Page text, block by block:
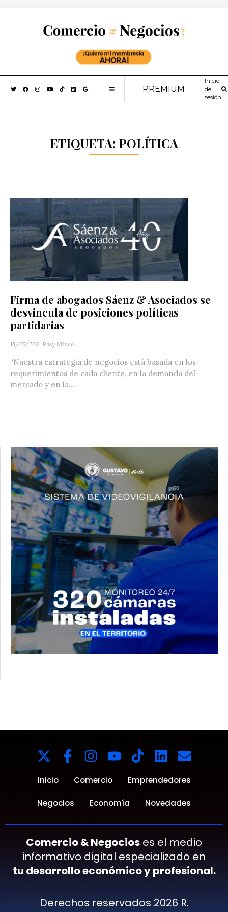
PREMIUM
Inicio
de
sesión
ETIQUETA: POLÍTICA
Firma de abogados Sáenz & Asociados se
desvincula de posiciones políticas
partidarias
15/07/2021 Rosy Mixco
“Nuestra estrategia de negocios está basada en los
requerimientos de cada cliente, en la demanda del
mercado y en la...
Inicio Comercio Emprendedores
Negocios Economía Novedades
Comercio & Negocios es el medio
informativo digital especializado en
tu desarrollo económico y profesional.
Derechos reservados 2026 R.